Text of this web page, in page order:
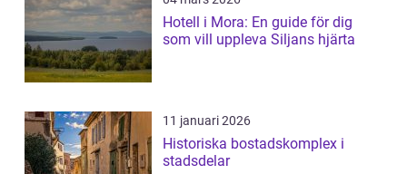
Hotell i Mora: En guide för dig
som vill uppleva Siljans hjärta
11 januari 2026
Historiska bostadskomplex i
stadsdelar